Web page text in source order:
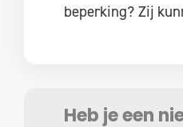
beperking? Zij
Heb je een